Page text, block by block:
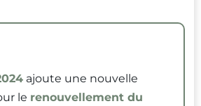
ajoute une nouvelle
le renouvellement du